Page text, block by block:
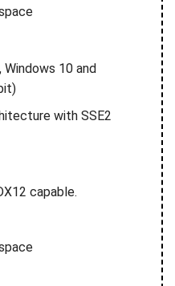
Windows 10 and
with SSE2
capable.